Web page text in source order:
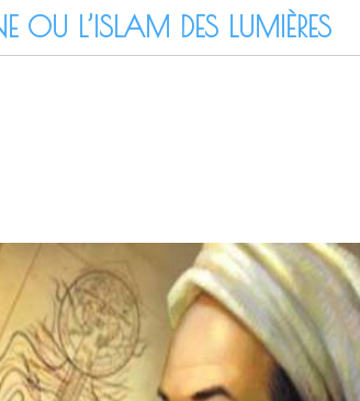
Sina
L’ISLAM DES LUMIÈRES